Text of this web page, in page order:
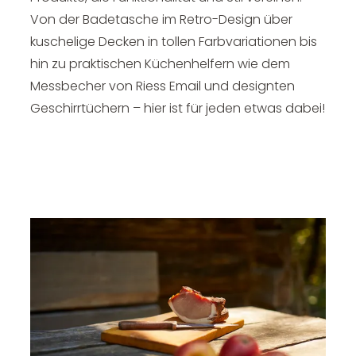
Von der Badetasche im Retro-Design über
kuschelige Decken in tollen Farbvariationen bis
hin zu praktischen Küchenhelfern wie dem
Messbecher von Riess Email und designten
Geschirrtüchern – hier ist für jeden etwas dabei!